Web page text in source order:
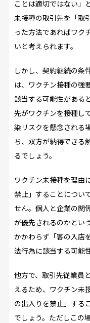
ことは適切ではない」
未接種の取引先を「取
った方法であればワク
いと考えられます。
しかし、契約継続の条
は、ワクチン接種の強
該当する可能性がある
先がワクチンを接種し
染リスクを懸念される
ち、双方が納得できる
るでしょう。
ワクチン未接種を理由
禁止」することについ
せん。個人と企業の関
が優先されるのかとい
かかわらず「客の入店
法行為に該当する可能
他方で、取引先従業員
えるため、ワクチン未
の出入りを禁止」する
でしょう。ただしこの